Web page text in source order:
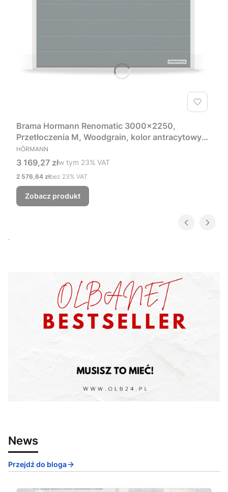
Brama Hormann Renomatic 3000x2250,
Przetłoczenia M, Woodgrain, kolor antracytowy
RAL 7016 + Prowadzenie Z
PRODUCENT
HÖRMANN
Cena brutto
3 169,27 złw tym %s VAT
w tym 23% VAT
Cena netto
2 576,64 złbez 23% VAT
Zobacz produkt
News
Przejdź do bloga